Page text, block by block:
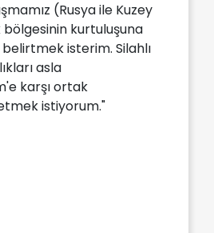
(Rusya ile Kuzey
bölgesinin kurtuluşuna
isterim. Silahlı
asla
karşı ortak
istiyorum."